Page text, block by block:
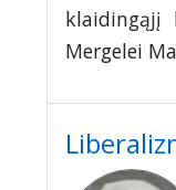
klaidingąjį
Mergelei